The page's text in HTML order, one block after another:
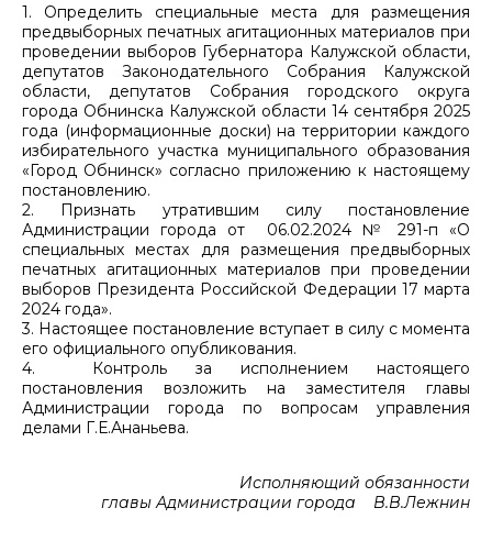
1. Определить специальные места для размещения
предвыборных печатных агитационных материалов при
проведении выборов Губернатора Калужской области,
депутатов Законодательного Собрания Калужской
области, депутатов Собрания городского округа
города Обнинска Калужской области 14 сентября 2025
года (информационные доски) на территории каждого
избирательного участка муниципального образования
«Город Обнинск» согласно приложению к настоящему
постановлению.
2. Признать утратившим силу постановление
Администрации города от 06.02.2024 № 291-п «О
специальных местах для размещения предвыборных
печатных агитационных материалов при проведении
выборов Президента Российской Федерации 17 марта
2024 года».
3. Настоящее постановление вступает в силу с момента
его официального опубликования.
4. Контроль за исполнением настоящего
постановления возложить на заместителя главы
Администрации города по вопросам управления
делами Г.Е.Ананьева.
Исполняющий обязанности
главы Администрации города В.В.Лежнин